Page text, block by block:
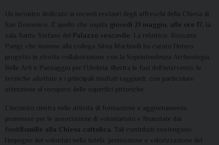
Un incontro dedicato ai recenti restauri degli affreschi della Chiesa di
San Domenico. È quello che ospita giovedì 21 maggio, alle ore 17, la
sala Santo Stefano del Palazzo vescovile . La relatrice, Rossana
Parigi, che insieme alla collega Silvia Martinelli ha curato l’intero
progetto in stretta collaborazione con la Soprintendenza Archeologia,
Belle Arti e Paesaggio per l’Umbria, illustra le fasi dell’intervento, le
tecniche adottate e i principali risultati raggiunti, con particolare
attenzione al recupero delle superfici pittoriche.
L’incontro rientra nelle attività di formazione e aggiornamento
promosse per le associazioni di volontariato e finanziate dai
fondi8xmille alla Chiesa cattolica . Tali contributi sostengono
l’impegno dei volontari nella tutela, promozione e valorizzazione del